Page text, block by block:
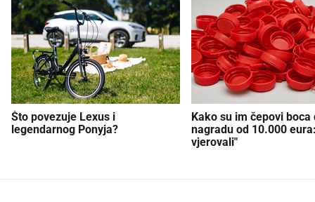
Što povezuje Lexus i
legendarnog Ponyja?
Kako su im čepovi boca
nagradu od 10.000
vjerovali"